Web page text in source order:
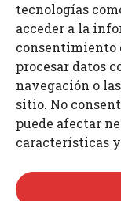
tecnologías
acceder a la
consentimiento
procesar datos
navegación o
sitio. No
puede afectar
características
Fax: 955 630 797
E-mail: info